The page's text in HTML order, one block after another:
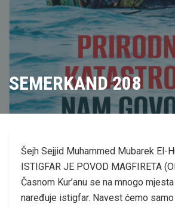
SEMERKAND 208
Šejh Sejjid Muhammed Mubarek El-
ISTIGFAR JE POVOD MAGFIRETA
Časnom Kur’anu se na mnogo
naređuje istigfar. Navest ćemo